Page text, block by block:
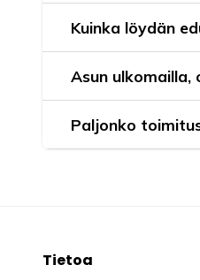
Kuinka löydän
Asun ulkomailla,
Paljonko
Tietoa